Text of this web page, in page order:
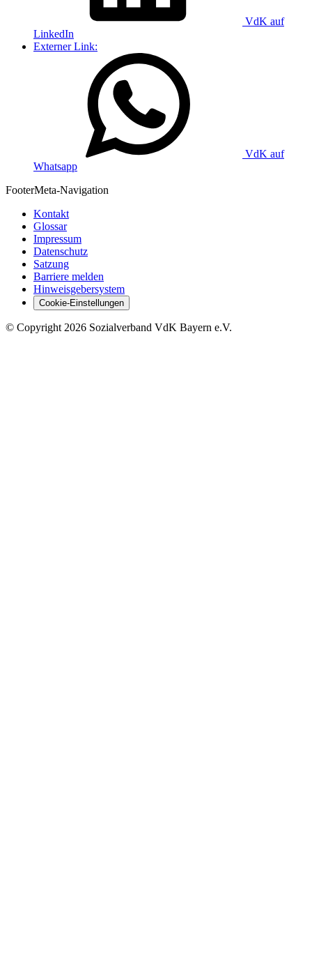
VdK auf
LinkedIn
Externer Link:
VdK auf
Whatsapp
FooterMeta-Navigation
Kontakt
Glossar
Impressum
Datenschutz
Satzung
Barriere melden
Hinweisgebersystem
Cookie-Einstellungen
© Copyright 2026 Sozialverband VdK Bayern e.V.